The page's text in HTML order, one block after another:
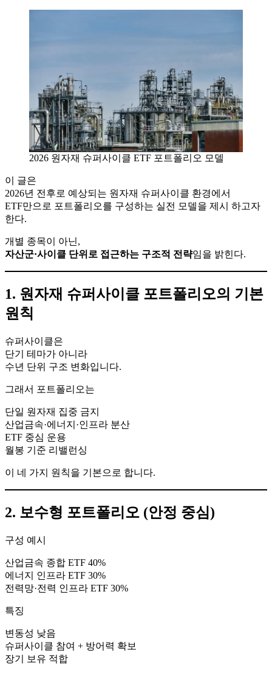
2026 원자재 슈퍼사이클 ETF 포트폴리오 모델
이 글은
2026년 전후로 예상되는 원자재 슈퍼사이클 환경에서
ETF만으로 포트폴리오를 구성하는 실전 모델을 제시 하고자
한다.
개별 종목이 아닌,
자산군·사이클 단위로 접근하는 구조적 전략임을 밝힌다.
1. 원자재 슈퍼사이클 포트폴리오의 기본
원칙
슈퍼사이클은
단기 테마가 아니라
수년 단위 구조 변화입니다.
그래서 포트폴리오는
단일 원자재 집중 금지
산업금속·에너지·인프라 분산
ETF 중심 운용
월봉 기준 리밸런싱
이 네 가지 원칙을 기본으로 합니다.
2. 보수형 포트폴리오 (안정 중심)
구성 예시
산업금속 종합 ETF 40%
에너지 인프라 ETF 30%
전력망·전력 인프라 ETF 30%
특징
변동성 낮음
슈퍼사이클 참여 + 방어력 확보
장기 보유 적합